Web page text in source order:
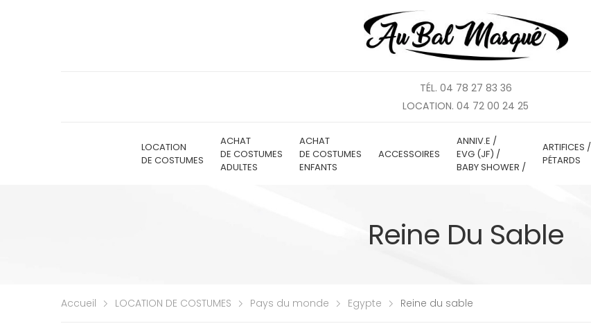
TÉL. 04 78 27 83 36
LOCATION. 04 72 00 24 25
LOCATION
DE COSTUMES
ACHAT
DE COSTUMES
ADULTES
ACHAT
DE COSTUMES
ENFANTS
ACCESSOIRES
ANNIV.E /
EVG (JF) /
BABY SHOWER /
ARTIFICES /
PÉTARDS
Reine Du Sable
Accueil LOCATION DE COSTUMES Pays du monde Egypte Reine du sable